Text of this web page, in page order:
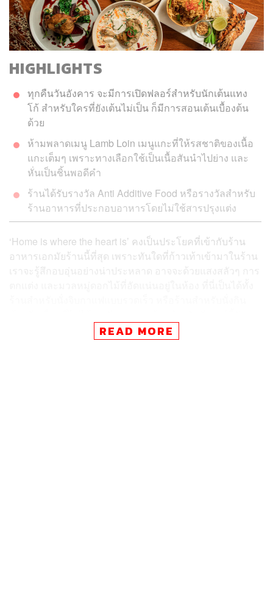
HIGHLIGHTS
ทุกคืนวันอังคาร จะมีการเปิดฟลอร์สำหรับนักเต้นแทง
โก้ สำหรับใครที่ยังเต้นไม่เป็น ก็มีการสอนเต้นเบื้องต้น
ด้วย
ห้ามพลาดเมนู Lamb Loin เมนูแกะที่ให้รสชาติของเนื้อ
แกะเต็มๆ เพราะทางเลือกใช้เป็นเนื้อสันนำไปย่าง และ
หั่นเป็นชิ้นพอดีคำ
ร้านได้รับรางวัล Anti Additive Food หรือรางวัลสำหรับ
ร้านอาหารที่ประกอบอาหารโดยไม่ใช้สารปรุงแต่ง
‘Home is where the heart is’ คงเป็นประโยคที่เข้ากับร้าน
อาหารเอกมัยร้านนี้ที่สุด เพราะทันใดที่ก้าวเท้าเข้ามาในร้าน
เราจะรู้สึกอบอุ่นอย่างน่าประหลาด อาจจะด้วยแสงสลัวๆ การ
เกิด ร้านสำหรับจัดงานแต่งงาน หรือแม้กระทั่งฟลอร์เต้นแทง
โก้ของเหล่านักเต้นเท้าไฟ
READ MORE